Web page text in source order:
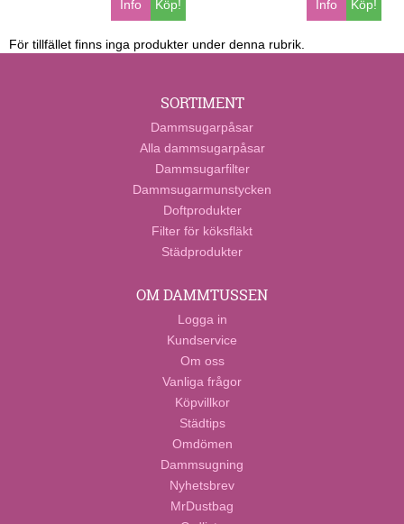
Köp!
Info Köp!
Info
För tillfället finns inga produkter under denna rubrik.
SORTIMENT
Dammsugarpåsar
Alla dammsugarpåsar
Dammsugarfilter
Dammsugarmunstycken
Doftprodukter
Filter för köksfläkt
Städprodukter
OM DAMMTUSSEN
Logga in
Kundservice
Om oss
Vanliga frågor
Köpvillkor
Städtips
Omdömen
Dammsugning
Nyhetsbrev
MrDustbag